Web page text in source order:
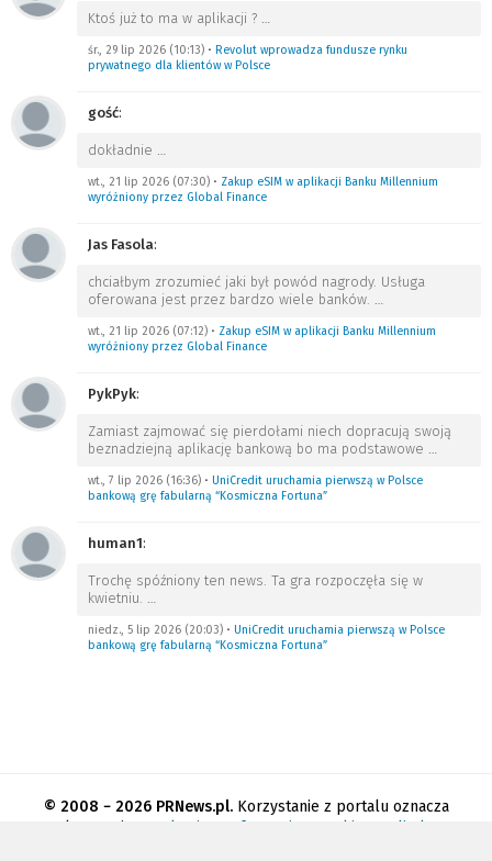
Ktoś już to ma w aplikacji ? …
śr., 29 lip 2026 (10:13) • Revolut wprowadza fundusze rynku
prywatnego dla klientów w Polsce
gość:
dokładnie …
wt., 21 lip 2026 (07:30) • Zakup eSIM w aplikacji Banku Millennium
wyróżniony przez Global Finance
Jas Fasola:
chciałbym zrozumieć jaki był powód nagrody. Usługa
oferowana jest przez bardzo wiele banków. …
wt., 21 lip 2026 (07:12) • Zakup eSIM w aplikacji Banku Millennium
wyróżniony przez Global Finance
PykPyk:
Zamiast zajmować się pierdołami niech dopracują swoją
beznadziejną aplikację bankową bo ma podstawowe …
wt., 7 lip 2026 (16:36) • UniCredit uruchamia pierwszą w Polsce
bankową grę fabularną “Kosmiczna Fortuna”
human1:
Trochę spóźniony ten news. Ta gra rozpoczęła się w
kwietniu. …
niedz., 5 lip 2026 (20:03) • UniCredit uruchamia pierwszą w Polsce
bankową grę fabularną “Kosmiczna Fortuna”
© 2008 − 2026 PRNews.pl.Korzystanie z portalu oznacza
akceptację
regulaminu Informacja o cookies
Polityka